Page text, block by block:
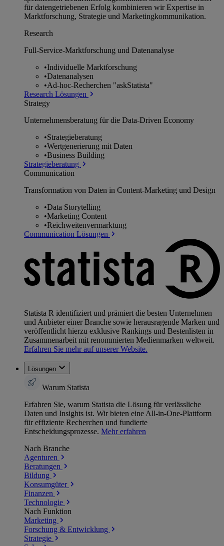
für datengetriebenen Erfolg kombinieren wir Expertise in
Marktforschung, Strategie und Marketingkommunikation.
Research
Full-Service-Marktforschung und Datenanalyse
•Individuelle Marktforschung
•Datenanalysen
•Ad-hoc-Recherchen "askStatista"
Research Lösungen
Strategy
Unternehmens­beratung für die Data-Driven Economy
•Strategieberatung
•Wertgenerierung mit Daten
•Business Building
Strategieberatung
Communication
Transformation von Daten in Content-Marketing und Design
•Data Storytelling
•Marketing Content
•Reichweitenvermarktung
Communication Lösungen
Statista R identifiziert und prämiert die besten Unternehmen
und Anbieter einer Branche sowie herausragende Marken und
veröffentlicht hierzu exklusive Rankings und Bestenlisten in
Zusammenarbeit mit renommierten Medienmarken weltweit.
Erfahren Sie mehr auf unserer Website.
Lösungen
Warum Statista
Erfahren Sie, warum Statista die Lösung für verlässliche
Daten und Insights ist. Wir bieten eine All-in-One-Plattform
für effiziente Recherchen und fundierte
Entscheidungsprozesse. Mehr erfahren
Nach Branche
Agenturen
Beratungen
Bildung
Konsumgüter
Finanzen
Technologie
Nach Funktion
Marketing
Forschung & Entwicklung
Strategie